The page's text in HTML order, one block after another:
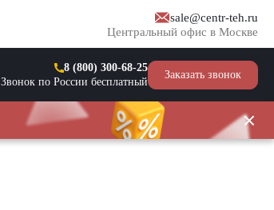
sale@centr-teh.ru
Центральный офис в Москве
8 (800) 300-68-25
Звонок по России бесплатный
Заказать звонок